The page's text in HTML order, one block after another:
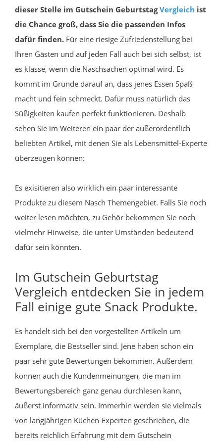
dieser Stelle im Gutschein GeburtstagVergleich ist
die Chance groß, dass Sie die passenden Infos
dafür finden. Für eine riesige Zufriedenstellung bei
Ihren Gästen und auf jeden Fall auch bei sich selbst, ist
es klasse, wenn die Naschsachen optimal wird. Es
kommt im Grunde darauf an, dass jenes Essen Spaß
macht und fein schmeckt. Dafür muss natürlich das
Süßigkeiten kaufen perfekt funktionieren. Deshalb
sehen Sie im Weiteren ein paar der außerordentlich
beliebten Artikel, mit denen Sie als Lebensmittel-Experte
überzeugen können:
Es exisitieren also wirklich ein paar interessante
Produkte zu diesem Nasch Themengebiet. Falls Sie noch
weiter lesen möchten, zu Gehör bekommen Sie noch
vielmehr Hinweise, die unter Umständen bedeutend
dafür sein könnten.
Im Gutschein Geburtstag
Vergleich entdecken Sie in jedem
Fall einige gute Snack Produkte.
Es handelt sich bei den vorgestellten Artikeln um
Exemplare, die Bestseller sind. Jene haben schon ein
paar sehr gute Bewertungen bekommen. Außerdem
können auch die Kundenmeinungen, die man im
Bewertungsbereich ganz genau durchlesen kann,
äußerst informativ sein. Immerhin werden sie vielmals
von langjährigen Küchen-Experten geschrieben, die
bereits reichlich Erfahrung mit dem Gutschein